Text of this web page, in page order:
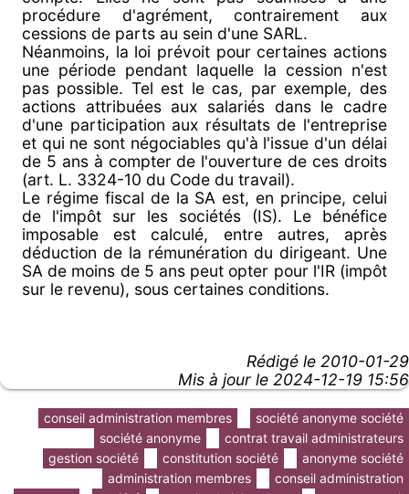
procédure d'agrément, contrairement aux
cessions de parts au sein d'une SARL.
Néanmoins, la loi prévoit pour certaines actions
une période pendant laquelle la cession n'est
pas possible. Tel est le cas, par exemple, des
actions attribuées aux salariés dans le cadre
d'une participation aux résultats de l'entreprise
et qui ne sont négociables qu'à l'issue d'un délai
de 5 ans à compter de l'ouverture de ces droits
(art. L. 3324-10 du Code du travail).
Le régime fiscal de la SA est, en principe, celui
de l'impôt sur les sociétés (IS). Le bénéfice
imposable est calculé, entre autres, après
déduction de la rémunération du dirigeant. Une
SA de moins de 5 ans peut opter pour l'IR (impôt
sur le revenu), sous certaines conditions.
Rédigé le 2010-01-29
Mis à jour le 2024-12-19 15:56
société anonyme société
conseil administration membres
contrat travail administrateurs
société anonyme
anonyme société
constitution société
gestion société
conseil administration
administration membres